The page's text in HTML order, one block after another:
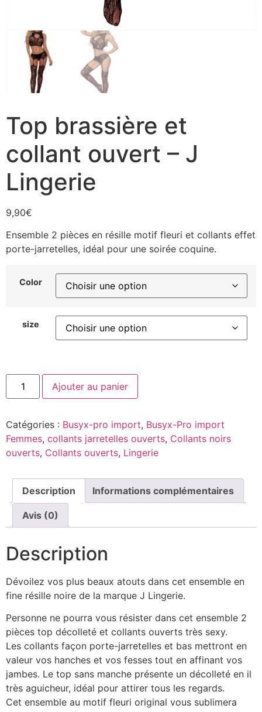
Top brassière et
collant ouvert – J
Lingerie
9,90€
Ensemble 2 pièces en résille motif fleuri et collants effet
porte-jarretelles, idéal pour une soirée coquine.
Color
size
Ajouter au panier
Catégories : Busyx-pro import, Busyx-Pro import
Femmes, collants jarretelles ouvert​s, Collants noirs
ouvert​s, Collants ouverts, Lingerie
Description Informations complémentaires
Avis (0)
Description
Dévoilez vos plus beaux atouts dans cet ensemble en
fine résille noire de la marque J Lingerie.
Personne ne pourra vous résister dans cet ensemble 2
pièces top décolleté et collants ouverts très sexy.
Les collants façon porte-jarretelles et bas mettront en
valeur vos hanches et vos fesses tout en affinant vos
jambes. Le top sans manche présente un décolleté en il
très aguicheur, idéal pour attirer tous les regards.
Cet ensemble au motif fleuri original vous sublimera